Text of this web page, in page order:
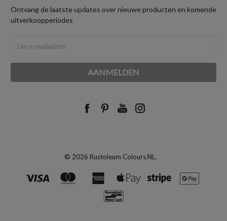
Ontvang de laatste updates over nieuwe producten en komende
uitverkoopperiodes
mailadres
© 2026 Rustoleum Colours.NL.